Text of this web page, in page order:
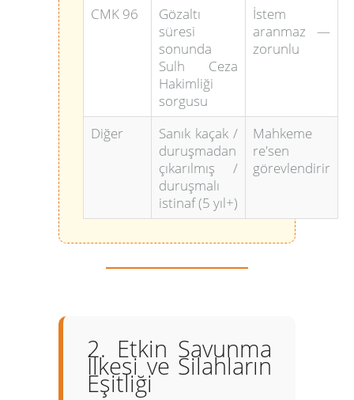
CMK 96
Gözaltı
süresi
sonunda
Sulh Ceza
Hakimliği
sorgusu
İstem
aranmaz —
zorunlu
Diğer
Sanık kaçak /
duruşmadan
çıkarılmış /
duruşmalı
istinaf (5 yıl+)
Mahkeme
re'sen
görevlendirir
2. Etkin Savunma
İlkesi ve Silahların
Eşitliği